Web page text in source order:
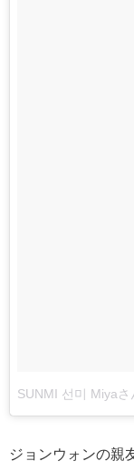
SUNMI 선미 Miya
ジョンウォンの親